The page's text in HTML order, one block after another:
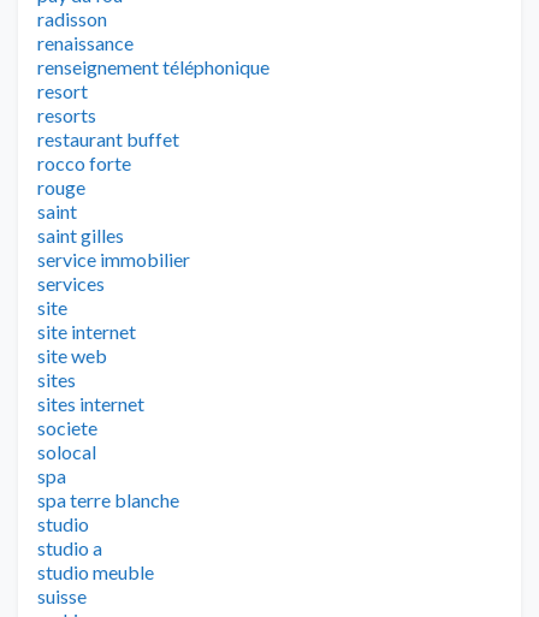
radisson
renaissance
renseignement téléphonique
resort
resorts
restaurant buffet
rocco forte
rouge
saint
saint gilles
service immobilier
services
site
site internet
site web
sites
sites internet
societe
solocal
spa
spa terre blanche
studio
studio a
studio meuble
suisse